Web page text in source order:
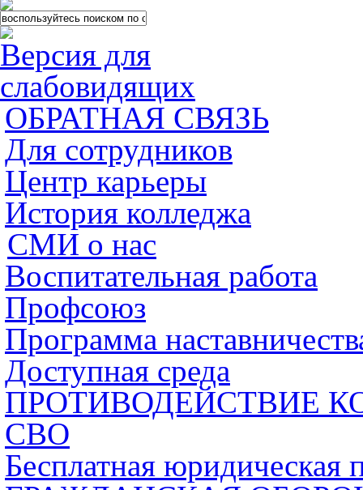
Версия для
слабовидящих
ОБРАТНАЯ СВЯЗЬ
Для сотрудников
Центр карьеры
История колледжа
СМИ о нас
Воспитательная работа
Профсоюз
Программа
Доступная среда
ПРОТИВОДЕЙСТВИЕ
СВО
Бесплатная юридическая